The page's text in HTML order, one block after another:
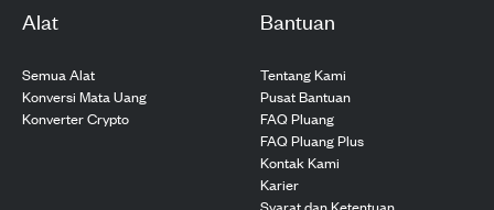
Alat
Semua Alat
Konversi Mata Uang
Konverter Crypto
Bantuan
Tentang Kami
Pusat Bantuan
FAQ Pluang
FAQ Pluang Plus
Kontak Kami
Karier
Syarat dan Ketentuan